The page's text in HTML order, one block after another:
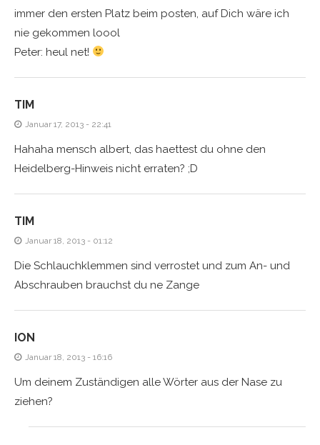
immer den ersten Platz beim posten, auf Dich wäre ich
nie gekommen loool
Peter: heul net!
TIM
Januar 17, 2013 - 22:41
Hahaha mensch albert, das haettest du ohne den
Heidelberg-Hinweis nicht erraten? ;D
TIM
Januar 18, 2013 - 01:12
Die Schlauchklemmen sind verrostet und zum An- und
Abschrauben brauchst du ne Zange
ION
Januar 18, 2013 - 16:16
Um deinem Zuständigen alle Wörter aus der Nase zu
ziehen?